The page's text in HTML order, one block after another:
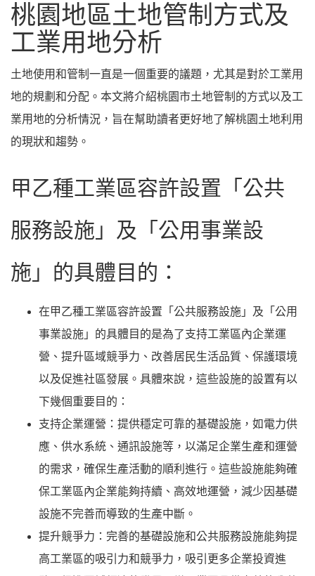
桃園地區土地管制方式及
工業用地分析
土地使用和管制一直是一個重要的議題，尤其是對於工業用
地的規劃和分配。本文將介紹桃園市土地管制的方式以及工
業用地的分析情況，旨在幫助讀者更好地了解桃園土地利用
的現狀和趨勢。
甲乙種工業區容許設置「公共
服務設施」及「公用事業設
施」的具體目的：
在甲乙種工業區容許設置「公共服務設施」及「公用
事業設施」的具體目的是為了支持工業區內企業運
營、提升區域競爭力、改善居民生活品質、保護環境
以及促進社區發展。具體來說，這些設施的設置有以
下幾個重要目的：
支持企業運營：提供穩定可靠的基礎設施，如電力供
應、供水系統、通訊設施等，以滿足企業生產和運營
的需求，確保生產活動的順利進行。這些設施能夠確
保工業區內企業能夠持續、高效地運營，減少因基礎
設施不完善而導致的生產中斷。
提升競爭力：完善的基礎設施和公共服務設施能夠提
高工業區的吸引力和競爭力，吸引更多企業投資進